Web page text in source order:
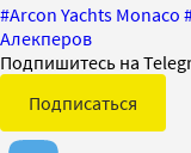
#Arcon Yachts Monaco
Алекперов
Подпишитесь на
Подписаться